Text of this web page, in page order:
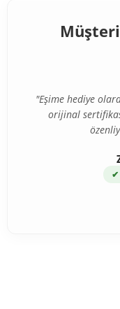
"Eşime hediye
orijinal
✔